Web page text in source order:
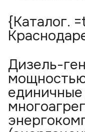
{Каталог.
Дизель-
единичные